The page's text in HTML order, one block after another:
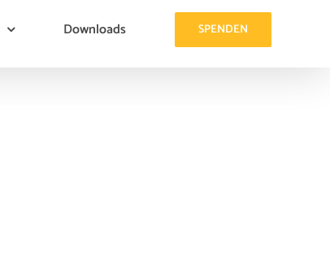
Downloads SPENDEN